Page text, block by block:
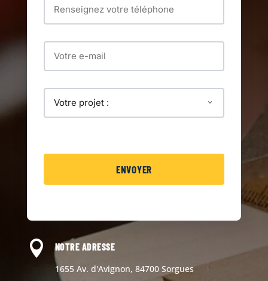

NOTRE ADRESSE
1655 Av. d'Avignon, 84700 Sorgues